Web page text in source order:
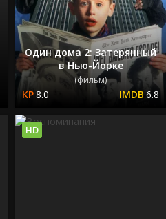
Один дома 2: Затерянный
в Нью-Йорке
(фильм)
8.0 6.8
HD